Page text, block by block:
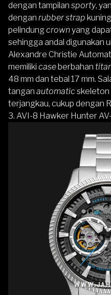
dengan tampilan sporty,
dengan rubber strap
pelindung crownyang
sehingga andal digunakan
Alexandre Christie
memiliki caseberbahan
48 mm dan tebal 17 mm.
tangan automatic skeleton
terjangkau, cukup dengan
3. AVI-8 Hawker Hunter